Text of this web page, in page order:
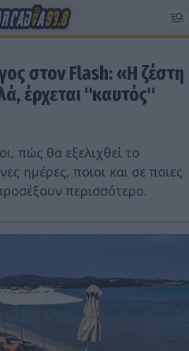
στον Flash: «Η ζέστη
έρχεται "καυτός"
πώς θα εξελιχθεί το
ημέρες, ποιοι και σε ποιες
περισσότερο.